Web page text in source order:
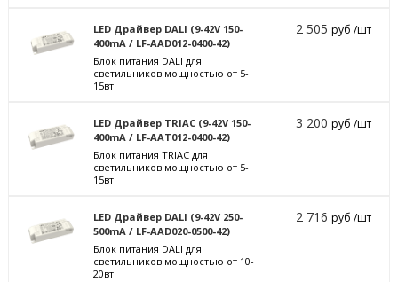
LED Драйвер DALI (9-42V 150-
400mA / LF-AAD012-0400-42)
Блок питания DALI для
светильников мощностью от 5-
15вт
2 505руб /шт
LED Драйвер TRIAC (9-42V 150-
400mA / LF-AAT012-0400-42)
Блок питания TRIAC для
светильников мощностью от 5-
15вт
3 200руб /шт
LED Драйвер DALI (9-42V 250-
500mA / LF-AAD020-0500-42)
Блок питания DALI для
светильников мощностью от 10-
20вт
2 716руб /шт